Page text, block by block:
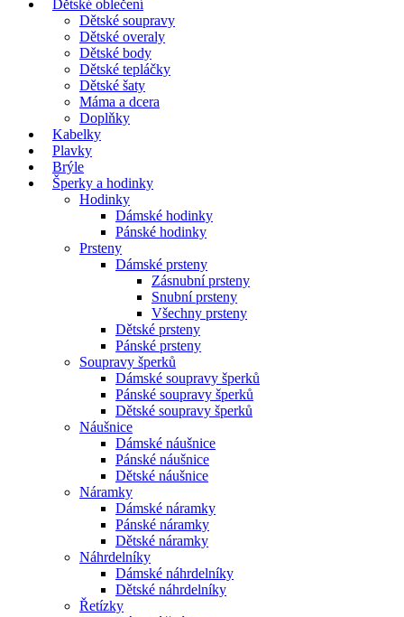
Dětské oblečení
Dětské soupravy
Dětské overaly
Dětské body
Dětské tepláčky
Dětské šaty
Máma a dcera
Doplňky
Kabelky
Plavky
Brýle
Šperky a hodinky
Hodinky
Dámské hodinky
Pánské hodinky
Prsteny
Dámské prsteny
Zásnubní prsteny
Snubní prsteny
Všechny prsteny
Dětské prsteny
Pánské prsteny
Soupravy šperků
Dámské soupravy šperků
Pánské soupravy šperků
Dětské soupravy šperků
Náušnice
Dámské náušnice
Pánské náušnice
Dětské náušnice
Náramky
Dámské náramky
Pánské náramky
Dětské náramky
Náhrdelníky
Dámské náhrdelníky
Dětské náhrdelníky
Řetízky